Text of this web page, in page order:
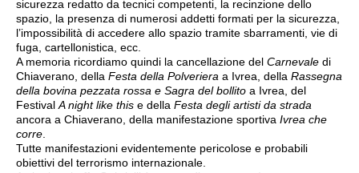
sicurezza redatto da tecnici competenti, la recinzione dello
spazio, la presenza di numerosi addetti formati per la sicurezza,
l’impossibilità di accedere allo spazio tramite sbarramenti, vie di
fuga, cartellonistica, ecc.
A memoria ricordiamo quindi la cancellazione del Carnevale di
Chiaverano, della Festa della Polveriera a Ivrea, della Rassegna
della bovina pezzata rossa e Sagra del bollito a Ivrea, del
Festival A night like this e della Festa degli artisti da strada
ancora a Chiaverano, della manifestazione sportiva Ivrea che
corre
Tutte manifestazioni evidentemente pericolose e probabili
obiettivi del terrorismo internazionale.